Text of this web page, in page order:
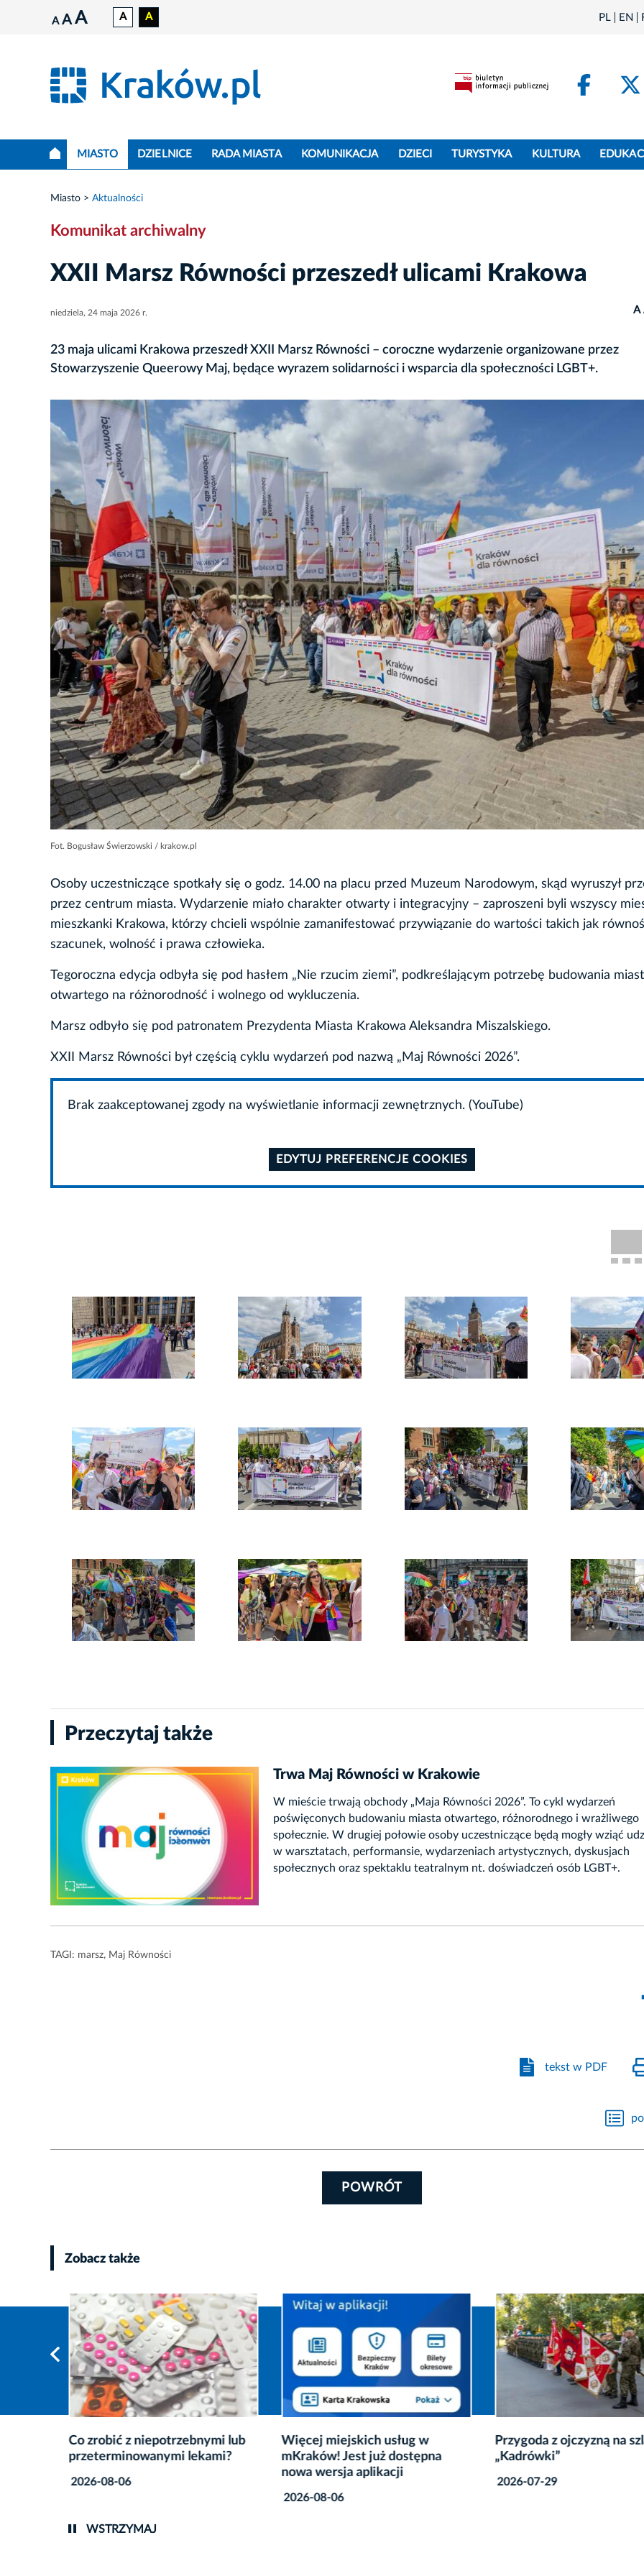
A A A A A PL EN
MIASTO DZIELNICE RADA MIASTA KOMUNIKACJA DZIECI TURYSTYKA KULTURA
Miasto Aktualności
Komunikat archiwalny
XXII Marsz Równości przeszedł ulicami Krakowa
niedziela, 24 maja 2026 r. A
23 maja ulicami Krakowa przeszedł XXII Marsz Równości – coroczne wydarzenie organizowane przez
Stowarzyszenie Queerowy Maj, będące wyrazem solidarności i wsparcia dla społeczności LGBT+.
Fot. Bogusław Świerzowski / krakow.pl
Osoby uczestniczące spotkały się o godz. 14.00 na placu przed Muzeum Narodowym, skąd wyruszył
przez centrum miasta. Wydarzenie miało charakter otwarty i integracyjny – zaproszeni byli wszyscy
mieszkanki Krakowa, którzy chcieli wspólnie zamanifestować przywiązanie do wartości takich jak
szacunek, wolność i prawa człowieka.
Tegoroczna edycja odbyła się pod hasłem „Nie rzucim ziemi”, podkreślającym potrzebę budowania
otwartego na różnorodność i wolnego od wykluczenia.
Marsz odbyło się pod patronatem Prezydenta Miasta Krakowa Aleksandra Miszalskiego.
XXII Marsz Równości był częścią cyklu wydarzeń pod nazwą „Maj Równości 2026”.
Brak zaakceptowanej zgody na wyświetlanie informacji zewnętrznych. (YouTube)
EDYTUJ PREFERENCJE COOKIES
Przeczytaj także
Trwa Maj Równości w Krakowie
W mieście trwają obchody „Maja Równości 2026”. To cykl wydarzeń
poświęconych budowaniu miasta otwartego, różnorodnego i wrażliwego
społecznie. W drugiej połowie osoby uczestniczące będą mogły wziąć
w warsztatach, performansie, wydarzeniach artystycznych, dyskusjach
społecznych oraz spektaklu teatralnym nt. doświadczeń osób LGBT+.
TAGI: marsz, Maj Równości
tekst w PDF
POWRÓT
Zobacz także
Co zrobić z niepotrzebnymi lub
przeterminowanymi lekami?
2026-08-06
Więcej miejskich usług w
mKraków! Jest już dostępna
nowa wersja aplikacji
2026-08-06
Przygoda z ojczyzną na
„Kadrówki”
2026-07-29
WSTRZYMAJ